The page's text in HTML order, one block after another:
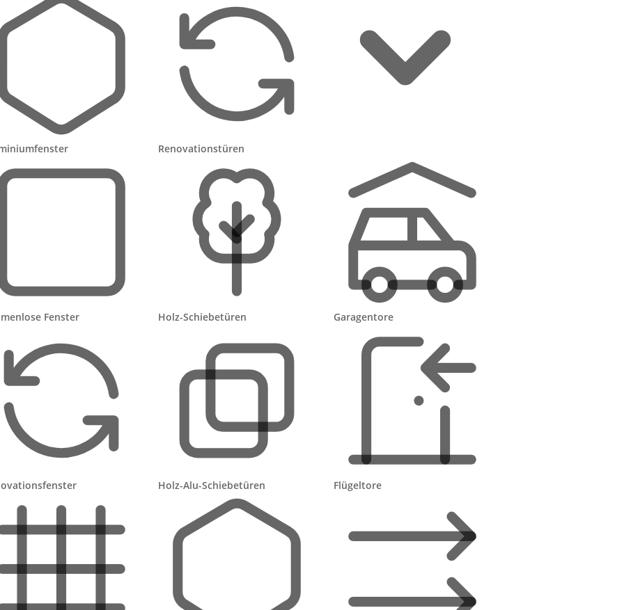
Fenster
Renovationstüren
Holz-Schiebetüren
Holz-Alu-Schiebetüren
Garagentore
Flügeltore
Ausführung und Montageart ab. Größere Fenster oder
mehr. Beauftragst du einen Fachbetrieb mit der
Vorbaurollläden lassen sich aber auch ohne aufwendige
oder im Rollladenkasten wandelt Tageslicht in Strom um und
Funkmotor
, der den Rollladen hoch- und runterfährt. Weil
genug Energie, um den Rollladen auch nachts, bei
Leistung sinkt bei viel Schatten (Nordseite, Bäume,
Vorsprung)
Akku ist ein Verschleißteil und muss irgendwann
getauscht werden
In sehr dunklen Wintermonaten ggf. weniger
für Solar-Rollläden vergleichen
aus deiner Region · Auch für mehrere Fenster